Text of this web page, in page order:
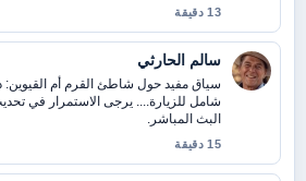
13 دقيقة
سالم الحارثي
سياق مفيد حول شاطئ القرم أم القيوين:
شامل للزيارة.... يرجى الاستمرار في
البث المباشر.
15 دقيقة